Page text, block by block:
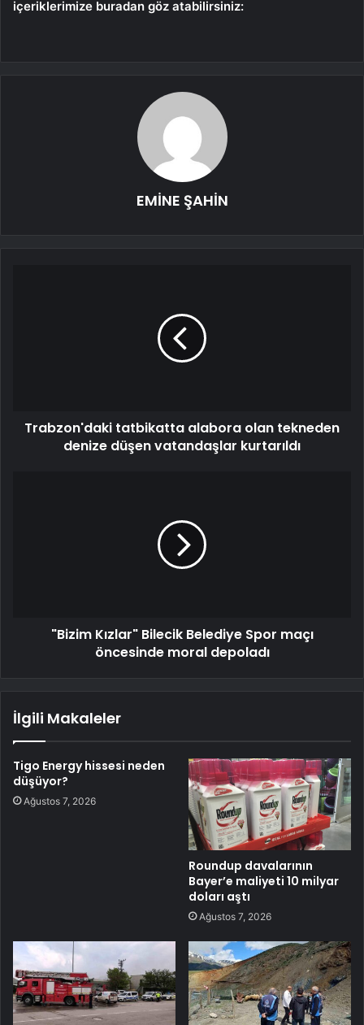
içeriklerimize buradan göz atabilirsiniz:
EMİNE ŞAHİN
Trabzon'daki tatbikatta alabora olan tekneden
denize düşen vatandaşlar kurtarıldı
"Bizim Kızlar" Bilecik Belediye Spor maçı
öncesinde moral depoladı
İlgili Makaleler
Tigo Energy hissesi neden
düşüyor?
Ağustos 7, 2026
Roundup davalarının
Bayer’e maliyeti 10 milyar
doları aştı
Ağustos 7, 2026